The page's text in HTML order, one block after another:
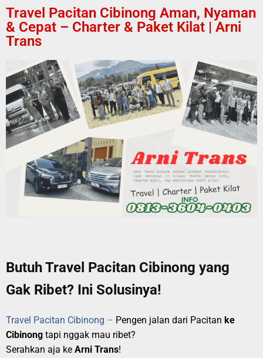
Travel Pacitan Cibinong Aman, Nyaman
& Cepat – Charter & Paket Kilat | Arni
Trans
Butuh Travel Pacitan Cibinong yang
Gak Ribet? Ini Solusinya!
Travel Pacitan Cibinong – Pengen jalan dari Pacitan ke
Cibinong tapi nggak mau ribet?
Serahkan aja ke Arni Trans!